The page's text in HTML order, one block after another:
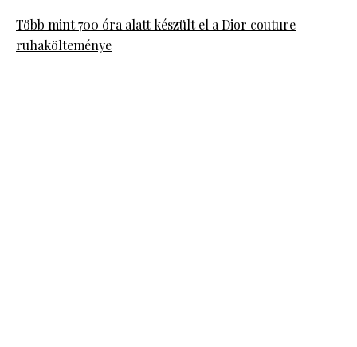
Több mint 700 óra alatt készült el a Dior couture
ruhakölteménye